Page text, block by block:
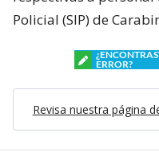
Policial (SIP) de
ERROR?
Revisa nuestra página